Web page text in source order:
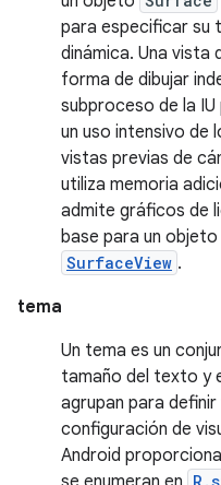
para especificar su
dinámica. Una vista
forma de dibujar
subproceso de la
un uso intensivo de
vistas previas de
utiliza memoria
admite gráficos de
base para un objeto
SurfaceView .
tema
Un tema es un
tamaño del texto y
agrupan para
configuración de
Android